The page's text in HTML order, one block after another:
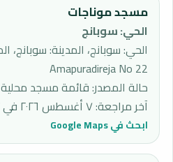
مسجد موناجات
الحي:سوبانج
Amapuradireja No 22
حالة المصدر:قائمة مسجد محلية
آخر مراجعة:٧ أغسطس ٢٠٢٦ في ٧:٠٢ م
ابحث في Google Maps